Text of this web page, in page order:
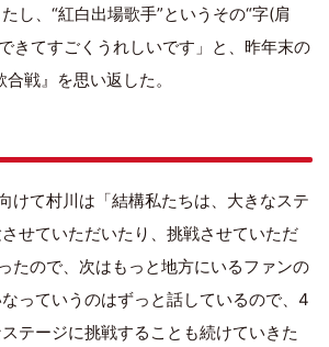
し、“紅白出場歌手”というその“字(肩
きてすごくうれしいです」と、昨年末の
合戦』を思い返した。
けて村川は「結構私たちは、大きなステ
せていただいたり、挑戦させていただ
たので、次はもっと地方にいるファンの
っていうのはずっと話しているので、4
テージに挑戦することも続けていきた